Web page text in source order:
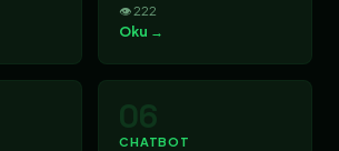
👁 222
Oku →
06
CHATBOT